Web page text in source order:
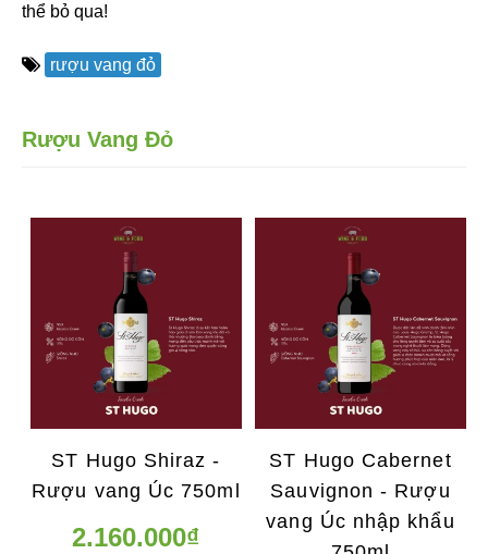
thể bỏ qua!
rượu vang đỏ
Rượu Vang Đỏ
ST Hugo Shiraz -
Rượu vang Úc 750ml
2.160.000₫
ST Hugo Cabernet
Sauvignon - Rượu
vang Úc nhập khẩu